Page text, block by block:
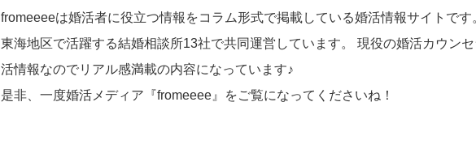
fromeeeeは婚活者に役立つ情報をコラム形式で掲載している婚活情報サイトです
東海地区で活躍する結婚相談所13社で共同運営しています。 現役の婚活カウン
活情報なのでリアル感満載の内容になっています♪
是非、一度婚活メディア『fromeeee』をご覧になってくださいね！